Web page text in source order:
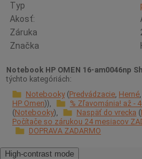
Typ
Akosť:
Záruka
Značka
Notebook HP OMEN 16-am0046np
týchto kategóriách:
Notebooky Predvádzacie Herné
HP Omen
% Zľavománia! až -
Notebooky
Naspäť do vrecka
Počítače so zárukou 24 mesiacov
DOPRAVA ZADARMO
High-contrast mode